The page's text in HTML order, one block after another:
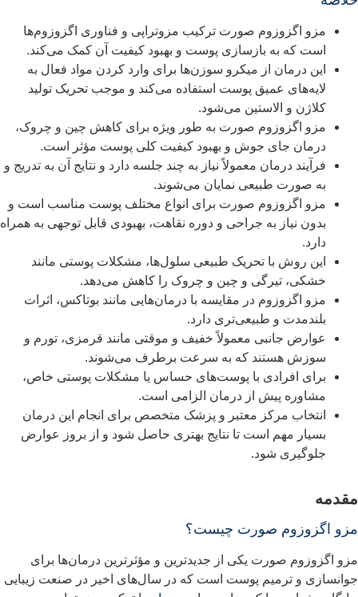
مزو اگزوزوم صورت ترکیب مزوتراپی و فناوری اگزوزوم‌ها
است که به بازسازی پوست و بهبود کیفیت آن کمک می‌کند.
این درمان از میکرو سوزن‌ها برای وارد کردن مواد فعال به
لایه‌های عمیق پوست استفاده می‌کند و موجب تحریک تولید
کلاژن و الاستین می‌شود.
مزو اگزوزوم صورت به طور ویژه برای کاهش چین و چروک،
درمان جای جوش و بهبود کیفیت کلی پوست مؤثر است.
فرآیند درمان معمولاً نیاز به چند جلسه دارد و نتایج آن به تدریج و
به صورت طبیعی نمایان می‌شوند.
مزو اگزوزوم صورت برای انواع مختلف پوست مناسب است و
بدون نیاز به جراحی و دوره نقاهت، بهبودی قابل توجهی به همراه
دارد.
این روش با تحریک طبیعی سلول‌ها، مشکلات پوستی مانند
خشکی، تیرگی و چین و چروک را کاهش می‌دهد.
مزو اگزوزوم در مقایسه با درمان‌هایی مانند بوتاکس، اثرات
بلندمدت و طبیعی‌تری دارد.
عوارض جانبی معمولاً خفیف و موقتی مانند قرمزی، تورم و
سوزش هستند که به سرعت برطرف می‌شوند.
برای افرادی با پوست‌های حساس یا مشکلات پوستی خاص،
مشاوره پیش از درمان الزامی است.
انتخاب مرکز معتبر و پزشک متخصص برای انجام این درمان
بسیار مهم است تا نتایج بهتری حاصل شود و از بروز عوارض
جلوگیری شود.
اگزوزوم صورت چیست؟
اگزوزوم صورت یکی از جدیدترین و مؤثرترین درمان‌ها برای
و ترمیم پوست است که در سال‌های اخیر در صنعت زیبایی